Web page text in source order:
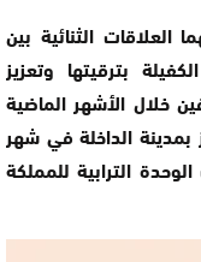
العلاقات الثنائية بين
بترقيتها وتعزيز
خلال الأشهر الماضية
بمدينة الداخلة في شهر
الترابية للمملكة